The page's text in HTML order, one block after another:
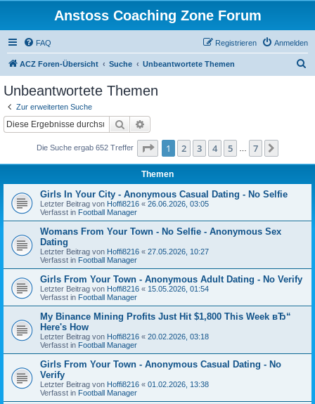
Anstoss Coaching Zone Forum
FAQ Anmelden
Registrieren
ACZ Foren-Übersicht Suche Unbeantwortete Themen
Unbeantwortete Themen
Zur erweiterten Suche
Suche
Die Suche ergab 652 Treffer Seite 1von
1 2 3 4 5 7
Themen
Girls In Your City - Anonymous Casual Dating - No Selfie
Letzter Beitrag von Hoffi8216 « 26.06.2026, 03:05
Verfasst in Football Manager
Womans From Your Town - No Selfie - Anonymous Sex
Dating
Letzter Beitrag von Hoffi8216 « 27.05.2026, 10:27
Verfasst in Football Manager
Girls From Your Town - Anonymous Adult Dating - No Verify
Letzter Beitrag von Hoffi8216 « 15.05.2026, 01:54
Verfasst in Football Manager
My Binance Mining Profits Just Hit $1,800 This Week вЂ“
Here's How
Letzter Beitrag von Hoffi8216 « 20.02.2026, 03:18
Verfasst in Football Manager
Girls From Your Town - Anonymous Casual Dating - No
Verify
Letzter Beitrag von Hoffi8216 « 01.02.2026, 13:38
Verfasst in Football Manager